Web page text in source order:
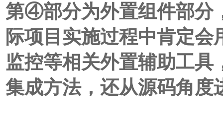
第④部分为外置组件部分
际项目实施过程中肯定
监控等相关外置辅助工
集成方法，还从源码角度